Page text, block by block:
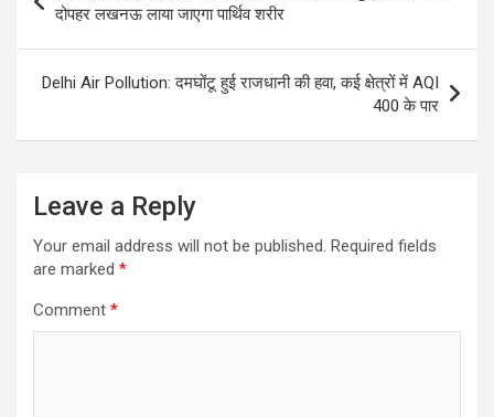
navigation
दोपहर लखनऊ लाया जाएगा पार्थिव शरीर
Delhi Air Pollution: दमघोंटू हुई राजधानी की हवा, कई क्षेत्रों में AQI
400 के पार
Leave a Reply
Your email address will not be published. Required fields
are marked *
Comment *